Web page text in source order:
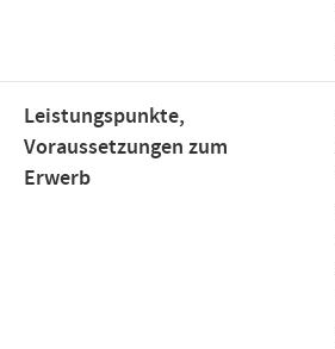
Leistungspunkte,
Voraussetzungen zum
Erwerb